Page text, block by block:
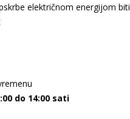
električnom energijom biti
do 14:00 sati